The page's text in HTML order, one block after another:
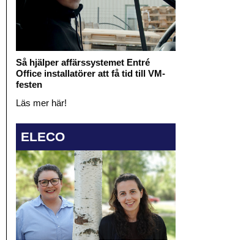
Så hjälper affärssystemet Entré
Office installatörer att få tid till VM-
festen
Läs mer här!
ELECO